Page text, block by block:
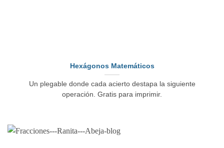
Hexágonos Matemáticos
Un plegable donde cada acierto destapa la siguiente
operación. Gratis para imprimir.